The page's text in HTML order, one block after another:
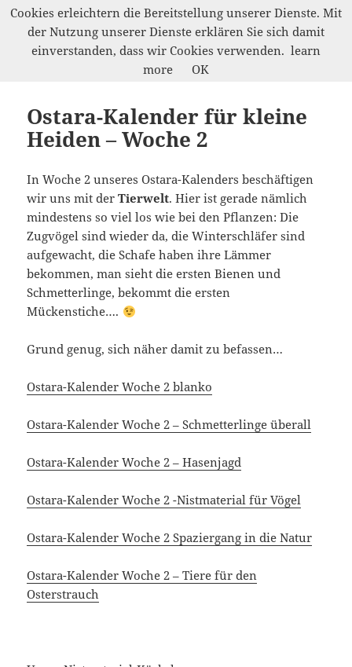
Werkelwald
Ostara-Kalender für kleine
Heiden – Woche 2
In Woche 2 unseres Ostara-Kalenders beschäftigen
wir uns mit derTierwelt. Hier ist gerade nämlich
mindestens so viel los wie bei den Pflanzen: Die
Zugvögel sind wieder da, die Winterschläfer sind
aufgewacht, die Schafe haben ihre Lämmer
bekommen, man sieht die ersten Bienen und
Schmetterlinge, bekommt die ersten
Mückenstiche….
Grund genug, sich näher damit zu befassen…
Ostara-Kalender Woche 2 blanko
Ostara-Kalender Woche 2 – Schmetterlinge überall
Ostara-Kalender Woche 2 – Hasenjagd
Ostara-Kalender Woche 2 -Nistmaterial für Vögel
Ostara-Kalender Woche 2 Spaziergang in die Natur
Ostara-Kalender Woche 2 – Tiere für den
Osterstrauch
Cookies erleichtern die Bereitstellung unserer Dienste. Mit
der Nutzung unserer Dienste erklären Sie sich damit
einverstanden, dass wir Cookies verwenden. learn
more
OK